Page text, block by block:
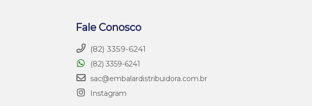
Fale Conosco
(82) 3359-6241
(82) 3359-6241
sac@embalardistribuidora.com.br
Instagram